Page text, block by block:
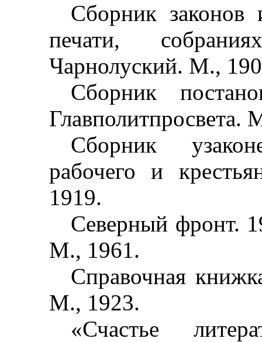
Сборник законов
печати,
Чарнолуский. М.,
Сборник
Главполитпросвета.
Сборник
рабочего и
1919.
Северный фронт.
М., 1961.
Справочная
М., 1923.
«Счастье